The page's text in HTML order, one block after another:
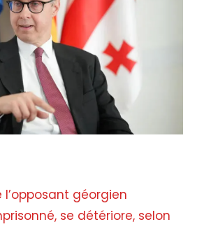
l’opposant géorgien
se détériore, selon